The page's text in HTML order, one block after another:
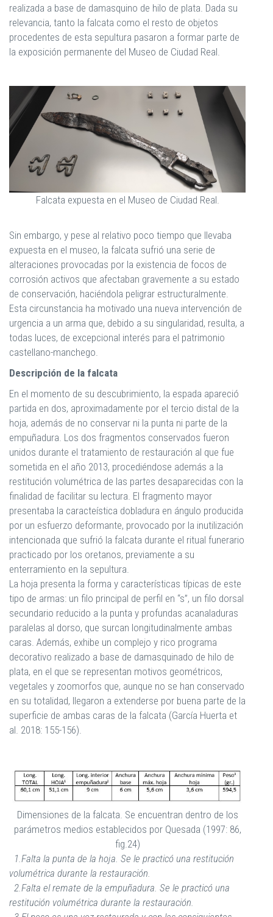
realizada a base de damasquino de hilo de plata. Dada su
relevancia, tanto la falcata como el resto de objetos
procedentes de esta sepultura pasaron a formar parte de
la exposición permanente del Museo de Ciudad Real.
Falcata expuesta en el Museo de Ciudad Real.
Sin embargo, y pese al relativo poco tiempo que llevaba
expuesta en el museo, la falcata sufrió una serie de
alteraciones provocadas por la existencia de focos de
corrosión activos que afectaban gravemente a su estado
de conservación, haciéndola peligrar estructuralmente.
Esta circunstancia ha motivado una nueva intervención de
urgencia a un arma que, debido a su singularidad, resulta, a
todas luces, de excepcional interés para el patrimonio
castellano-manchego.
Descripción de la falcata
En el momento de su descubrimiento, la espada apareció
partida en dos, aproximadamente por el tercio distal de la
hoja, además de no conservar ni la punta ni parte de la
empuñadura. Los dos fragmentos conservados fueron
unidos durante el tratamiento de restauración al que fue
sometida en el año 2013, procediéndose además a la
restitución volumétrica de las partes desaparecidas con la
finalidad de facilitar su lectura. El fragmento mayor
presentaba la caracteística dobladura en ángulo producida
por un esfuerzo deformante, provocado por la inutilización
intencionada que sufrió la falcata durante el ritual funerario
practicado por los oretanos, previamente a su
enterramiento en la sepultura.
La hoja presenta la forma y características típicas de este
tipo de armas: un filo principal de perfil en “s”, un filo dorsal
secundario reducido a la punta y profundas acanaladuras
paralelas al dorso, que surcan longitudinalmente ambas
caras. Además, exhibe un complejo y rico programa
decorativo realizado a base de damasquinado de hilo de
plata, en el que se representan motivos geométricos,
vegetales y zoomorfos que, aunque no se han conservado
en su totalidad, llegaron a extenderse por buena parte de la
superficie de ambas caras de la falcata (García Huerta et
al. 2018: 155-156).
Dimensiones de la falcata. Se encuentran dentro de los
parámetros medios establecidos por Quesada (1997: 86,
fig.24)
1.Falta la punta de la hoja. Se le practicó una restitución
volumétrica durante la restauración.
2.Falta el remate de la empuñadura. Se le practicó una
restitución volumétrica durante la restauración.